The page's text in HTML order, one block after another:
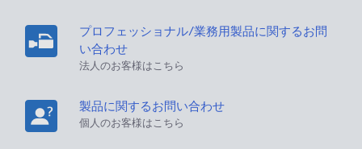
プロフェッショナル/業務用製品に関するお問
い合わせ
法人のお客様はこちら
製品に関するお問い合わせ
個人のお客様はこちら